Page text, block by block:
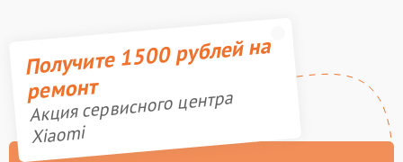
Получите 1500 рублей на
ремонт
Акция сервисного центра
Xiaomi